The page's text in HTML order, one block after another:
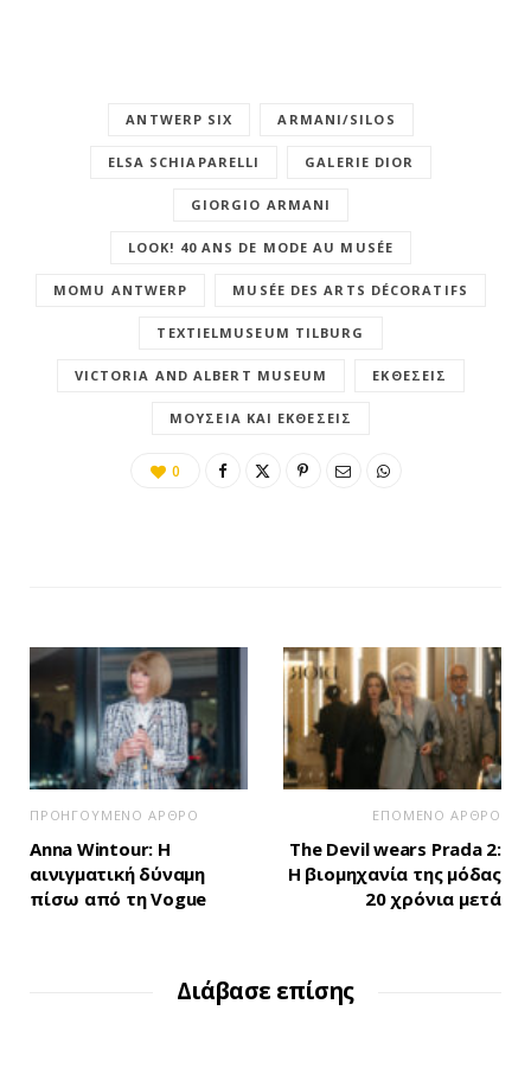
ANTWERP SIX ARMANI/SILOS
ELSA SCHIAPARELLI GALERIE DIOR
GIORGIO ARMANI
LOOK! 40 ANS DE MODE AU MUSÉE
MOMU ΑNTWERP MUSÉE DES ARTS DÉCORATIFS
TEXTIELMUSEUM TILBURG
VICTORIA AND ALBERT MUSEUM ΕΚΘΈΣΕΙΣ
ΜΟΥΣΕΊΑ ΚΑΙ ΕΚΘΈΣΕΙΣ
0
ΠΡΟΗΓΟΥΜΕΝΟ ΑΡΘΡΟ
Anna Wintour: H
αινιγματική δύναμη
πίσω από τη Vogue
ΕΠΟΜΕΝΟ ΑΡΘΡΟ
The Devil wears Prada 2:
Η βιομηχανία της μόδας
20 χρόνια μετά
Διάβασε επίσης